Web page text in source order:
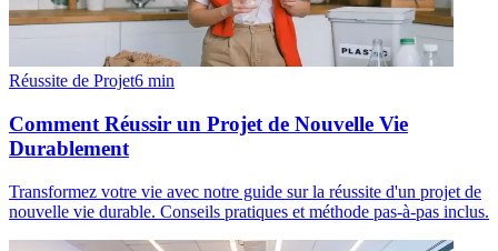
Réussite de Projet6 min
Comment Réussir un Projet de Nouvelle Vie
Durablement
Transformez votre vie avec notre guide sur la réussite d'un projet de
nouvelle vie durable. Conseils pratiques et méthode pas-à-pas inclus.